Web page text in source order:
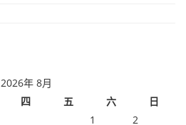
2026年 8月
四 五 六
日
1
2